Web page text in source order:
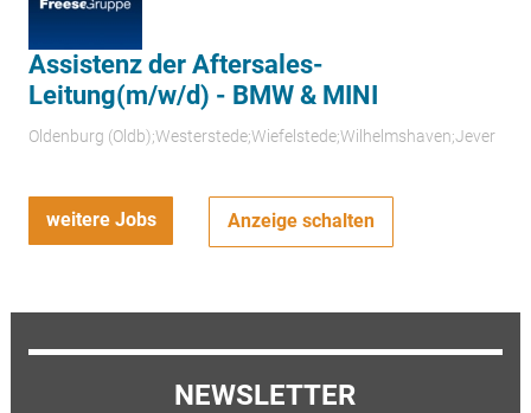
Assistenz der Aftersales-
Leitung(m/w/d) - BMW & MINI
Oldenburg (Oldb);Westerstede;Wiefelstede;Wilhelmshaven;Jever
weitere Jobs Anzeige schalten
NEWSLETTER